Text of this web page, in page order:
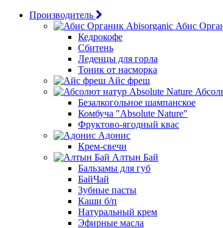
Производитель
Абис
Кедрокофе
Сбитень
Леденцы для горла
Тоник от насморка
Айс фреш
Безалкогольное шампанское
Комбуча "Absolute Nature"
Фруктово-ягодный квас
Адонис
Крем-свечи
Алтын Бай
Бальзамы для губ
БайЧай
Зубные пасты
Каши б/п
Натуральный крем
Эфирные масла